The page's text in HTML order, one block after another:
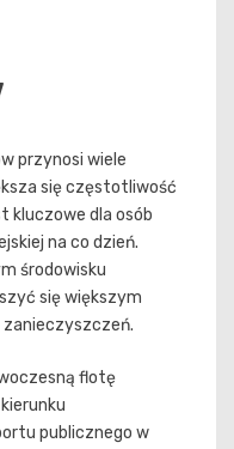
przynosi wiele
się częstotliwość
kluczowe dla osób
na co dzień.
środowisku
się większym
flotę
publicznego w